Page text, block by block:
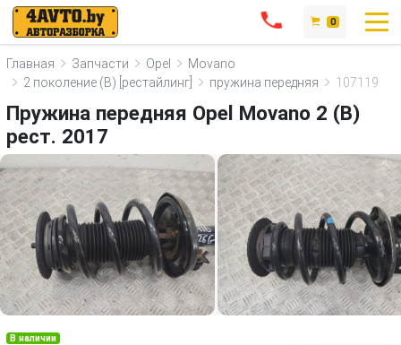
0
Главная Запчасти Opel
Movano
2 поколение (B) [рестайлинг]
пружина передняя 107119
Пружина передняя Opel Movano 2 (B)
рест. 2017
В наличии